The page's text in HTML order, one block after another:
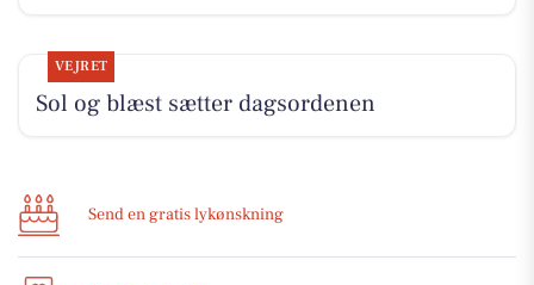
VEJRET
Sol og blæst sætter dagsordenen
Send en gratis lykønskning